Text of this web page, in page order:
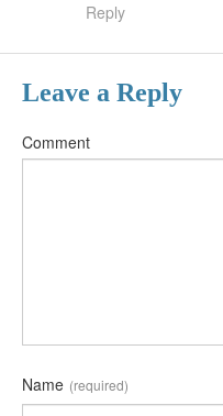
Reply
Leave a Reply
Comment
Name (required)